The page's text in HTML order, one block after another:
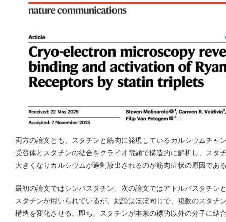
両方の論文とも、スタチンと筋肉に発現しているカルシウムチャ
受容体とスタチンの結合をクライオ電顕で構造的に解析し、スタ
大きくなりカルシウムが過剰放出されるのが筋肉症状の原因であ
最初の論文ではシンバスタチン、次の論文ではアトルバスタチン
スタチンが用いられているが、結論はほぼ同じで、複数のスタチ
構造を変化させる。即ち、スタチンが本来の標的以外の分子に結